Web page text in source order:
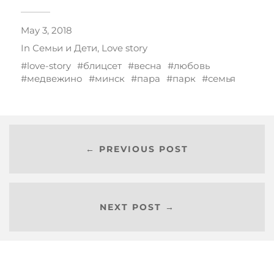
May 3, 2018
In Семьи и Дети, Love story
love-story
блицсет весна
любовь
медвежино
минск пара парк семья
← PREVIOUS POST
NEXT POST →